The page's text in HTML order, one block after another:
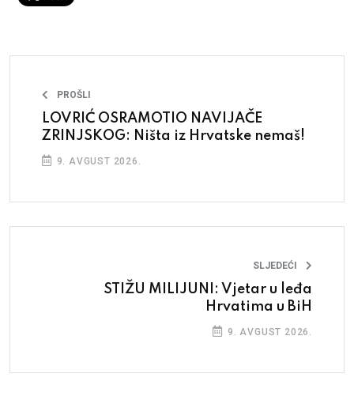
PROŠLI
LOVRIĆ OSRAMOTIO NAVIJAČE
ZRINJSKOG: Ništa iz Hrvatske nemaš!
9. AVGUST 2026.
SLJEDEĆI
STIŽU MILIJUNI: Vjetar u leđa
Hrvatima u BiH
9. AVGUST 2026.